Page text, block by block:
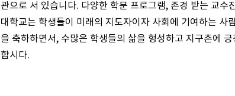
관으로 서 있습니다. 다양한 학문 프로그램, 존경 받는 교
대학교는 학생들이 미래의 지도자이자 사회에 기여하는 사
을 축하하면서, 수많은 학생들의 삶을 형성하고 지구촌에
합시다.